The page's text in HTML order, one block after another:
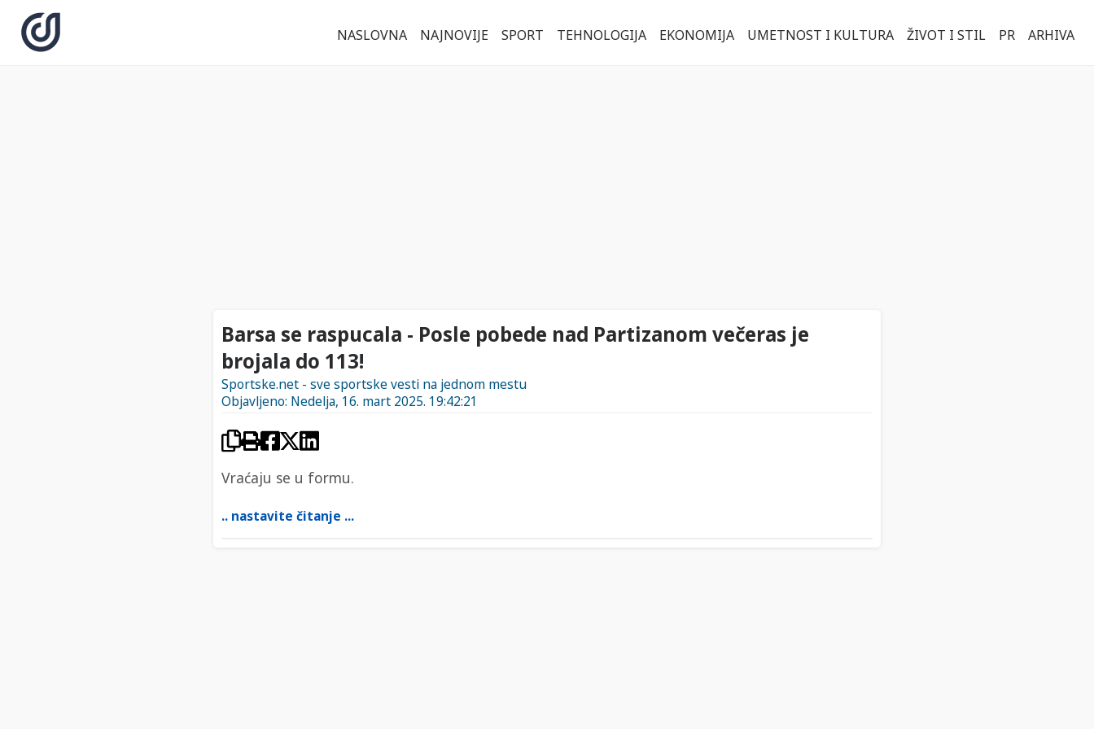
NASLOVNA NAJNOVIJE SPORT TEHNOLOGIJA EKONOMIJA UMETNOST I KULTURA ŽIVOT I STIL PR ARHIVA
Barsa se raspucala - Posle pobede nad Partizanom večeras je
brojala do 113!
Sportske.net - sve sportske vesti na jednom mestu
Objavljeno: Nedelja, 16. mart 2025. 19:42:21
Vraćaju se u formu.
.. nastavite čitanje ...